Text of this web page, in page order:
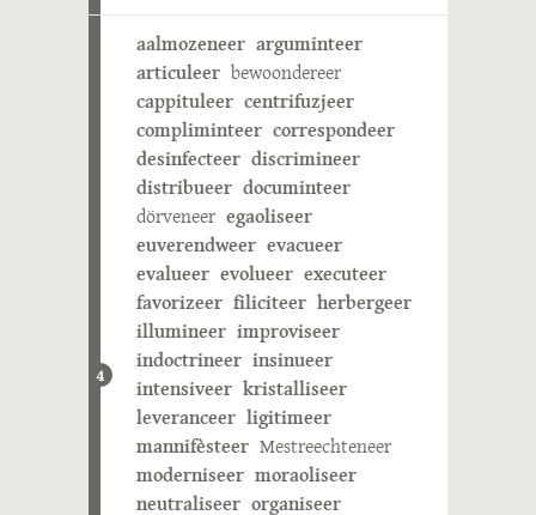
4
aalmozeneer arguminteer
articuleer bewoondereer
cappituleer centrifuzjeer
compliminteer correspondeer
desinfecteer discrimineer
distribueer documinteer
dörveneer egaoliseer
euverendweer evacueer
evalueer evolueer executeer
favorizeer filiciteer herbergeer
illumineer improviseer
indoctrineer insinueer
intensiveer kristalliseer
leveranceer ligitimeer
mannifèsteer Mestreechteneer
moderniseer moraoliseer
neutraliseer organiseer